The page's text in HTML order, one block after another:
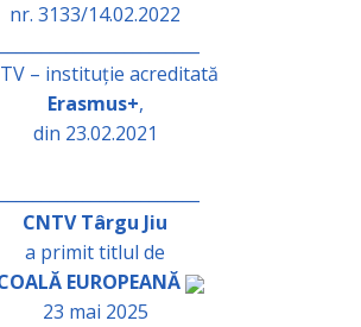
nr. 3133/14.02.2022
– instituție acreditată
Erasmus+,
din 23.02.2021
CNTV Târgu Jiu
a primit titlul de
EUROPEANĂ
23 mai 2025